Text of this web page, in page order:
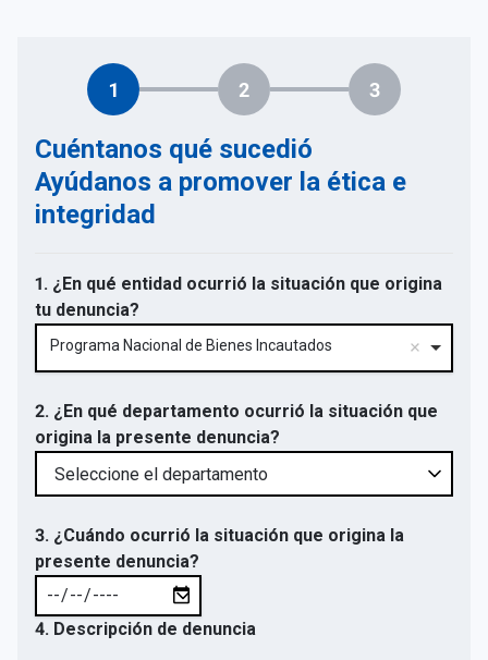
1 2 3
Cuéntanos qué sucedió
Ayúdanos a promover la ética e
integridad
1. ¿En qué entidad ocurrió la situación que origina
tu denuncia?
Programa Nacional de Bienes Incautados
2. ¿En qué departamento ocurrió la situación que
origina la presente denuncia?
3. ¿Cuándo ocurrió la situación que origina la
presente denuncia?
4. Descripción de denuncia